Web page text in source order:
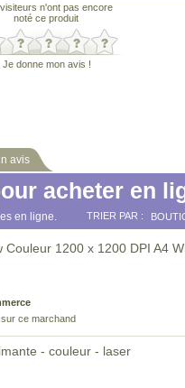
n'ont pas encore
noté ce produit
Je donne mon avis !
avis
acheter en
en ligne. TRIER PAR :
Couleur 1200 x 1200 DPI A4
ce marchand
- couleur - laser